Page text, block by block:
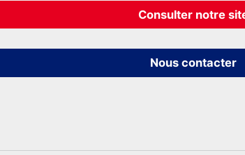
Consulter notre
Nous contacter